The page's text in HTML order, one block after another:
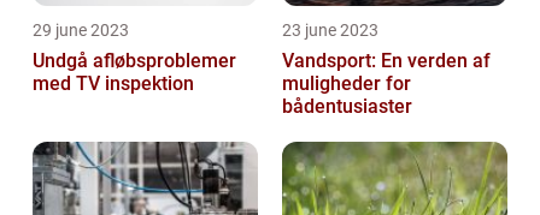
29 june 2023
Undgå afløbsproblemer
med TV inspektion
23 june 2023
Vandsport: En verden af
muligheder for
bådentusiaster